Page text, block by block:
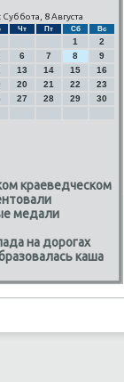
Суббота, 8 Августа
Чт Пт Сб Вс
1
2
6 7 8
9
13 14 15
16
20 21 22
23
27 28 29
30
краеведческом
медали
на дорогах
каша